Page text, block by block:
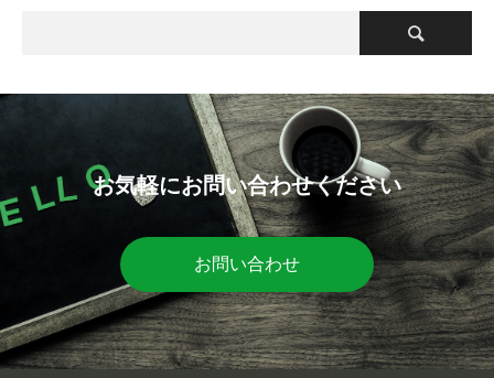
お気軽にお問い合わせください
お問い合わせ